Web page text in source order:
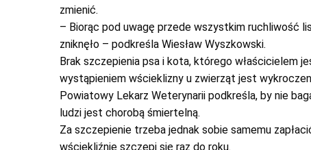
zmienić.
– Biorąc pod uwagę przede wszystkim ruchliwość
zniknęło – podkreśla Wiesław Wyszkowski.
Brak szczepienia psa i kota, którego właścicielem
wystąpieniem wścieklizny u zwierząt jest
Powiatowy Lekarz Weterynarii podkreśla, by nie
ludzi jest chorobą śmiertelną.
Za szczepienie trzeba jednak sobie samemu
wściekliźnie szczepi się raz do roku.